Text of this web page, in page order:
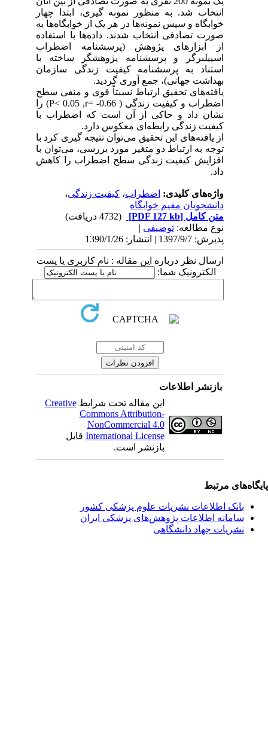
انتخاب شد. به منظور نمونه گیری، ابتدا چهار
خوابگاه و سپس نمونه‌ها در هر یک از خوابگاه‌ها به
صورت تصادفی انتخاب شدند. داده‌ها با استفاده
از ابزارهای پژوهش (پرسشنامه اضطراب
اسپیلبرگر و پرسشنامه پژوهشگر ساخته با
استناد به پرسشنامه کیفیت زندگی سازمان
بهداشت جهانی)، جمع آوری گردید.
یافته‌های تحقیق ارتباط نسبتاً قوی و منفی سطح
اضطراب و کیفیت زندگی ( 0.66- =P< 0.05 ,r) را
نشان داد و حاکی از آن است که اضطراب با
کیفیت زندگی رابطه‌ای معکوس دارد.
از یافته‌های این تحقیق می‌توان نتیجه گیری کرد با
توجه به ارتباط دو متغیر مورد بررسی، می‌توان با
افزایش کیفیت زندگی سطح اضطراب را کاهش
داد.
واژه‌های کلیدی:اضطراب،کیفیت زندگی،
دانشجویان مقیم خوابگاه
متن کامل[PDF 127 kb]
نوع مطالعه:توصیفی|
پذیرش: 1397/9/7 | انتشار: 1390/1/26
ارسال نظر درباره این مقاله : نام کاربری یا پست
الکترونیک شما:
بازنشر اطلاعات
این مقاله تحت شرایطCreative
Commons Attribution-
NonCommercial 4.0
International Licenseقابل
بازنشر است.
مرتبط
بانک اطلاعات نشریات علوم پزشکی کشور
سامانه اطلاعات پژوهش‌های پزشکی ایران
نشریات جهاد دانشگاهی